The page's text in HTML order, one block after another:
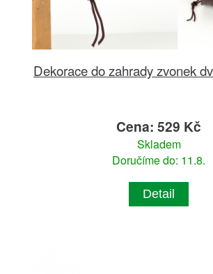
Dekorace do zahrady zvonek
Cena: 529 Kč
Skladem
Doručíme do: 11.8.
Detail